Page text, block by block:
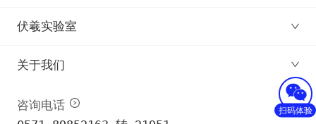
伏羲实验室
关于我们
咨询电话
扫码体验